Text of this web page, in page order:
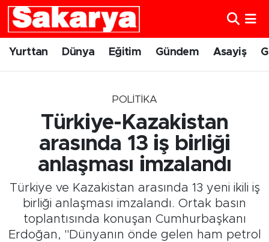
Yurttan Dünya Eğitim Gündem Asayiş
POLITIKA
Türkiye-Kazakistan
arasında 13 iş birliği
anlaşması imzalandı
Türkiye ve Kazakistan arasında 13 yeni ikili iş
birliği anlaşması imzalandı. Ortak basın
toplantısında konuşan Cumhurbaşkanı
Erdoğan, "Dünyanın önde gelen ham petrol
Yurttan
Gündem
Eskişehirspor
Spor
Sağlık
Eskişehir Nöbetçi Eczaneler
Eskişehir Trafik Yoğunluk Haritası
Süper Lig Puan Durumu ve Fikstür
Tüm Manşetler
Son Dakika Haberleri